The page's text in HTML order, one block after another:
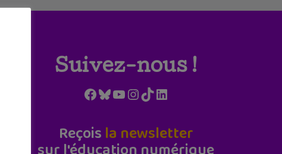
Suivez-nous !
Facebook
Bluesky
YouTube
Instagram
TikTokLinkedIn
Reçois la newsletter